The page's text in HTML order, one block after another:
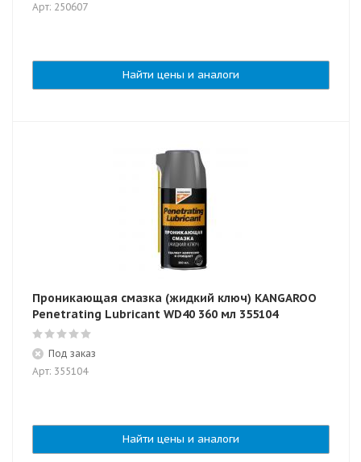
Арт: 250607
Найти цены и аналоги
Проникающая смазка (жидкий ключ) KANGAROO
Penetrating Lubricant WD40 360 мл 355104
Под заказ
Арт: 355104
Найти цены и аналоги